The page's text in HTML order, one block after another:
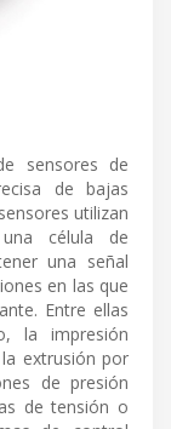
sensores de
de bajas
utilizan
célula de
una señal
en las que
Entre ellas
la impresión
extrusión por
de presión
de tensión o